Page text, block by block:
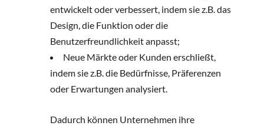
entwickelt oder verbessert, indem sie z.B. das
Design, die Funktion oder die
Benutzerfreundlichkeit anpasst;
Neue Märkte oder Kunden erschließt,
indem sie z.B. die Bedürfnisse, Präferenzen
oder Erwartungen analysiert.
Dadurch können Unternehmen ihre